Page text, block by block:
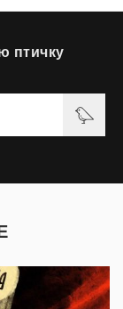
птичку